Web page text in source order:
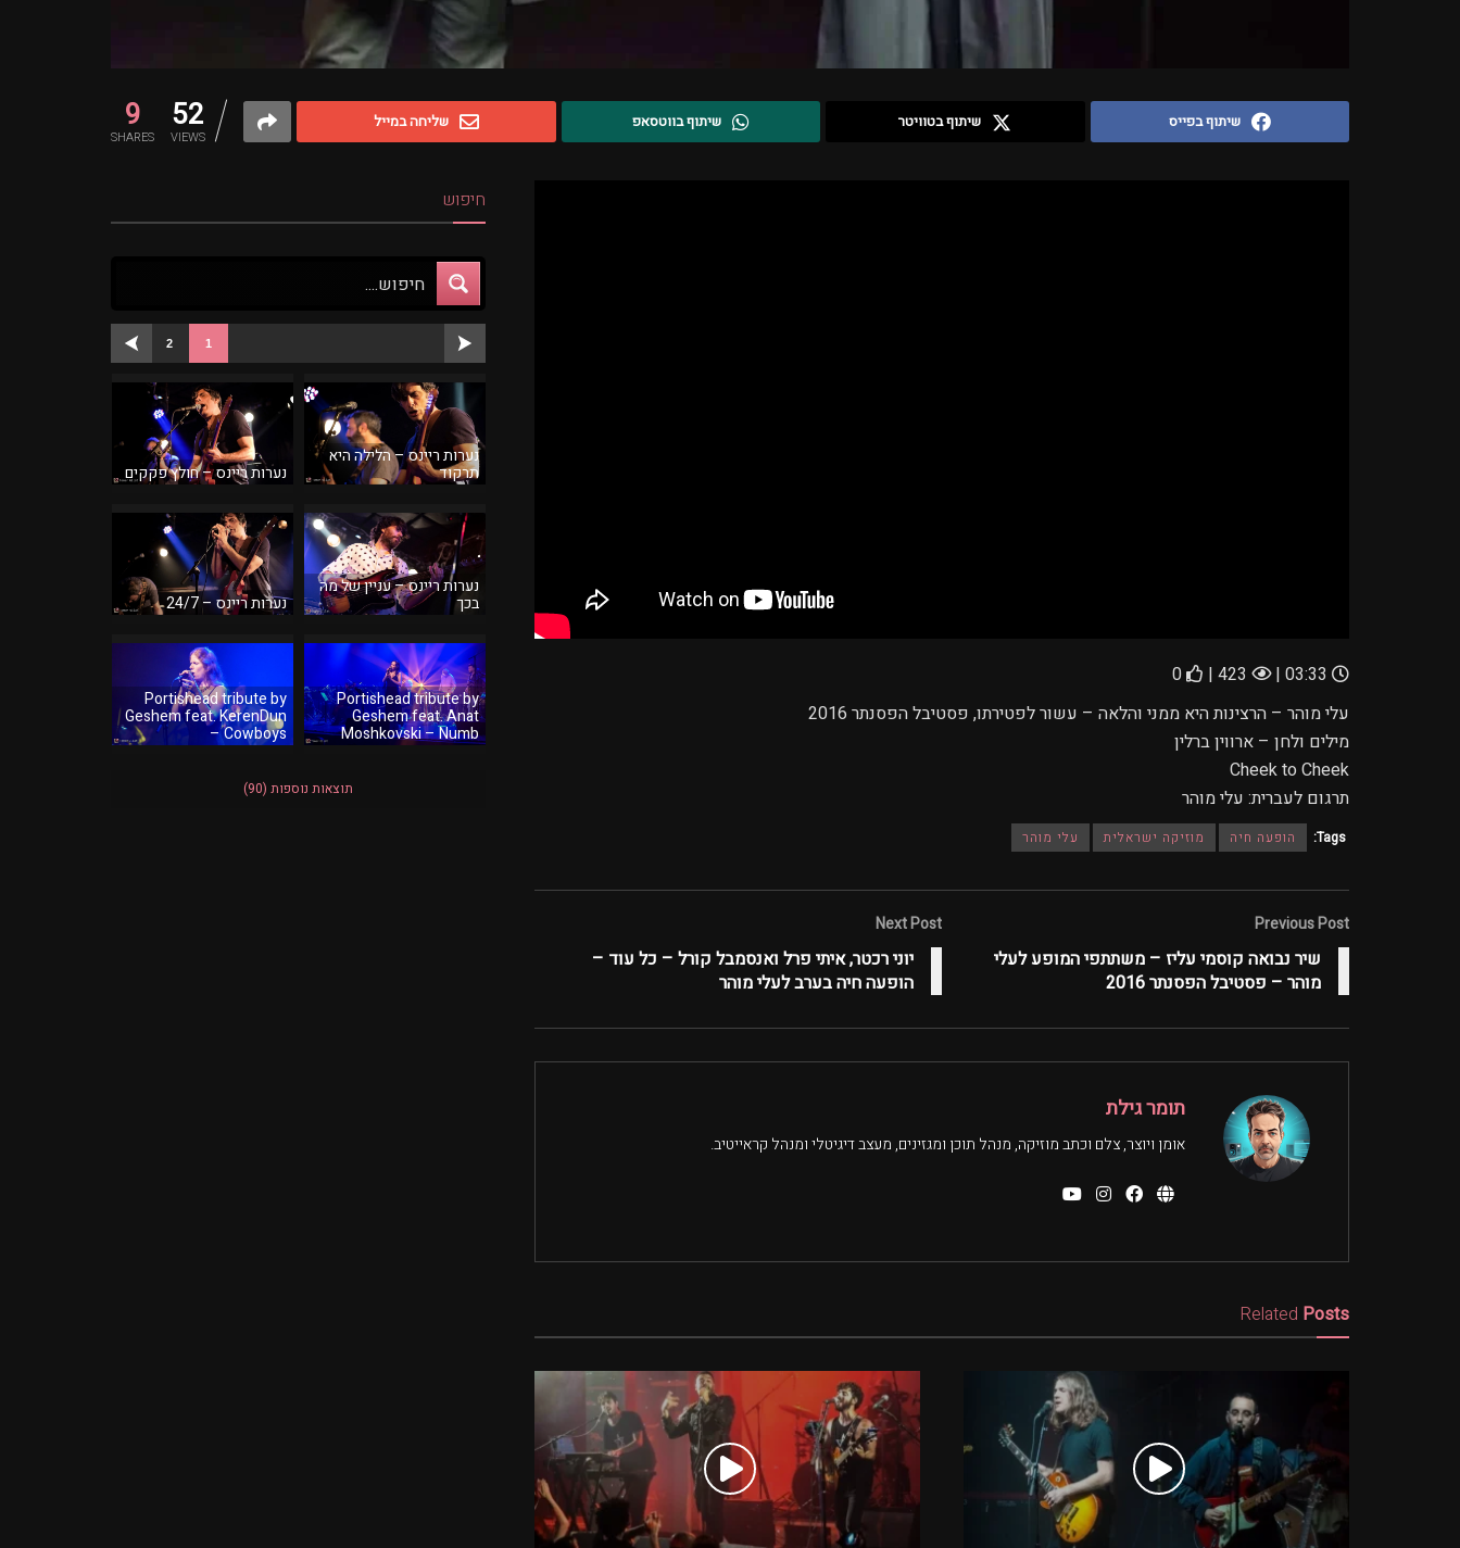
9
SHARES
52
VIEWS
שיתוף בפייס שיתוף בטוויטר שיתוף בווטסאפ שליחה במייל
עלי מוהר – הרצינות היא ממני והלאה – עשור לפטירתו, פסטיבל הפסנתר 2016
מילים ולחן – ארווין ברלין
Cheek to Cheek
תרגום לעברית: עלי מוהר
Tags: הופעה חיה מוזיקה ישראלית עלי מוהר
Previous Post
שיר נבואה קוסמי עליז – משתתפי המופע לעלי
מוהר – פסטיבל הפסנתר 2016
Next Post
יוני רכטר, איתי פרל ואנסמבל קורל – כל עוד –
הופעה חיה בערב לעלי מוהר
תומר גילת
אומן ויוצר, צלם וכתב מוזיקה, מנהל תוכן ומגזינים, מעצב דיגיטלי ומנהל קראייטיב.
Related Posts
חיפוש
1
2
נערות ריינס – הלילה היא
תרקוד נערות ריינס – חולץ פקקים
נערות ריינס – עניין של מה
בכך נערות ריינס – 24/7
Portishead tribute by
Geshem feat. Anat
Moshkovski – Numb
Portishead tribute by
Geshem feat. KerenDun
– Cowboys
תוצאות נוספות (90)